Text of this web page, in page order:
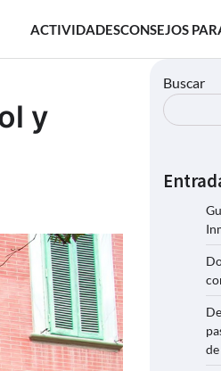
ACTIVIDADESCONSEJOS
y
Buscar